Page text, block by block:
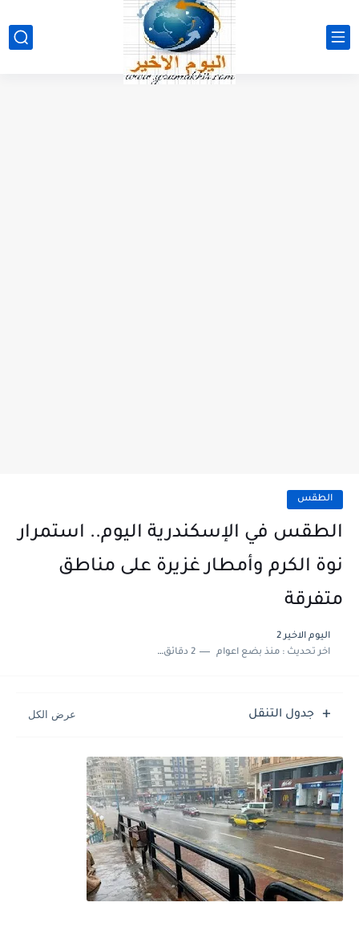
الطقس
الطقس في الإسكندرية اليوم.. استمرار
نوة الكرم وأمطار غزيرة على مناطق
متفرقة
اليوم الاخير 2
اخر تحديث :منذ بضع اعوام 2 دقائق للقراءة
جدول التنقل